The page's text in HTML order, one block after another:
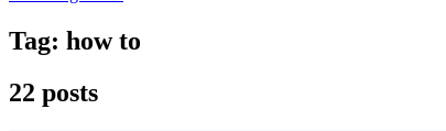
Tag: how to
22 posts